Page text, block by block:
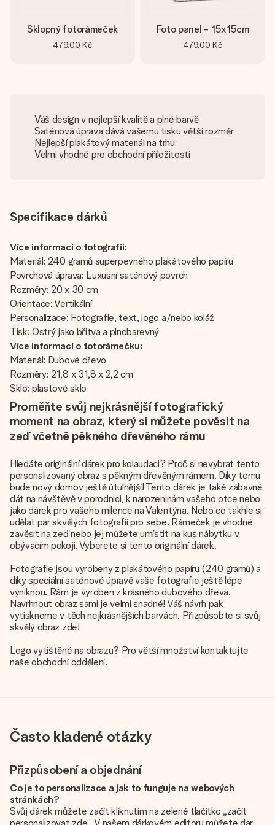
Sklopný fotorámeček
479,00 Kč
Foto panel - 15x15cm
479,00 Kč
Váš design v nejlepší kvalitě a plné barvě
Saténová úprava dává vašemu tisku větší rozměr
Nejlepší plakátový materiál na trhu
Velmi vhodné pro obchodní příležitosti
Specifikace dárků
Více informací o fotografii:
Materiál: 240 gramů superpevného plakátového papíru
Povrchová úprava: Luxusní saténový povrch
Rozměry: 20 x 30 cm
Orientace: Vertikální
Personalizace: Fotografie, text, logo a/nebo koláž
Tisk: Ostrý jako břitva a plnobarevný
Více informací o fotorámečku:
Materiál: Dubové dřevo
Rozměry: 21,8 x 31,8 x 2,2 cm
Sklo: plastové sklo
Proměňte svůj nejkrásnější fotografický
moment na obraz, který si můžete pověsit na
zeď včetně pěkného dřevěného rámu
Hledáte originální dárek pro kolaudaci? Proč si nevybrat tento
personalizovaný obraz s pěkným dřevěným rámem. Díky tomu
bude nový domov ještě útulnější! Tento dárek je také zábavné
dát na návštěvě v porodnici, k narozeninám vašeho otce nebo
jako dárek pro vašeho milence na Valentýna. Nebo co takhle si
udělat pár skvělých fotografií pro sebe. Rámeček je vhodné
zavěsit na zeď nebo jej můžete umístit na kus nábytku v
obývacím pokoji. Vyberete si tento originální dárek.
Fotografie jsou vyrobeny z plakátového papíru (240 gramů) a
díky speciální saténové úpravě vaše fotografie ještě lépe
vyniknou. Rám je vyroben z krásného dubového dřeva.
Navrhnout obraz sami je velmi snadné! Váš návrh pak
vytiskneme v těch nejkrásnějších barvách. Přizpůsobte si svůj
skvělý obraz zde!
Logo vytištěné na obrazu? Pro větší množství kontaktujte
naše obchodní oddělení.
Často kladené otázky
Přizpůsobení a objednání
Co je to personalizace a jak to funguje na webových
stránkách?
Svůj dárek můžete začít kliknutím na zelené tlačítko „začít